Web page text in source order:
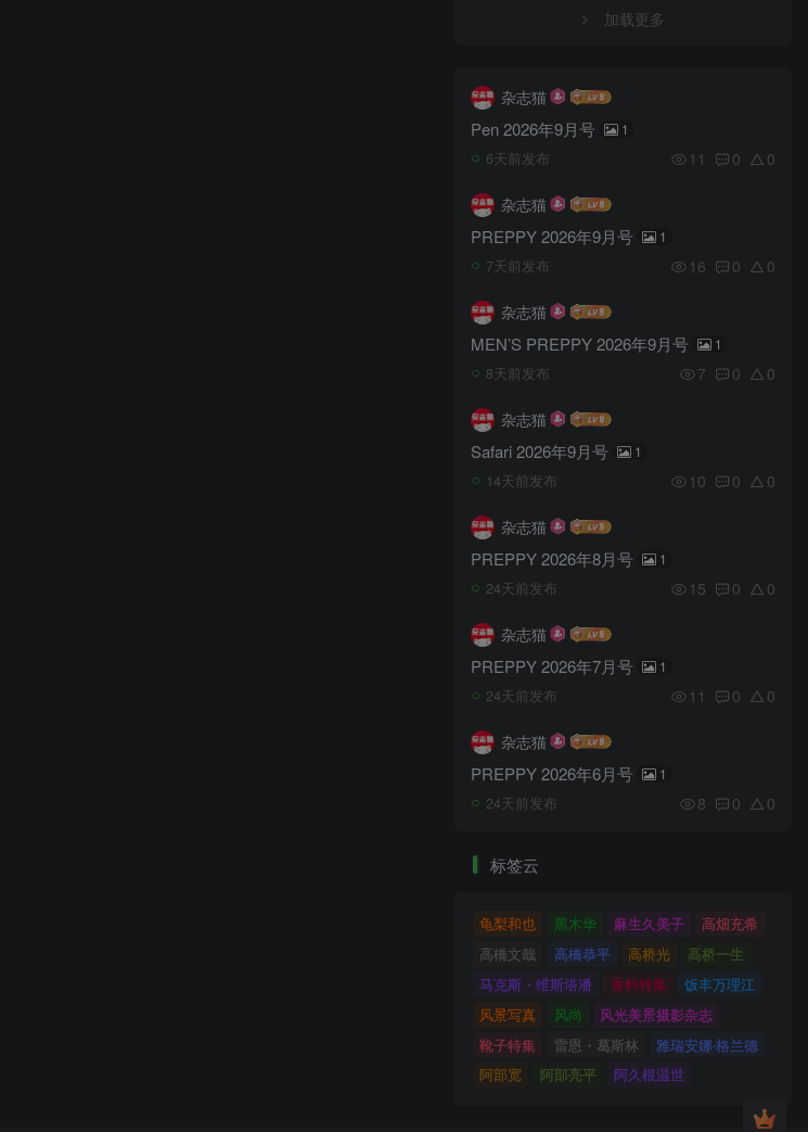
加载更多
杂志猫
Pen 2026年9月号 1
6天前发布 11 0 0
杂志猫
PREPPY 2026年9月号 1
7天前发布 16 0 0
杂志猫
MEN’S PREPPY 2026年9月号 1
8天前发布 7 0 0
杂志猫
Safari 2026年9月号 1
14天前发布 10 0 0
杂志猫
PREPPY 2026年8月号 1
24天前发布 15 0 0
杂志猫
PREPPY 2026年7月号 1
24天前发布 11 0 0
杂志猫
PREPPY 2026年6月号 1
24天前发布 8 0 0
标签云
龟梨和也 黑木华 麻生久美子
高畑充希
高橋文哉
高橋恭平 高桥光
高桥一生
马克斯・维斯塔潘
香料特集
饭丰万理江
风景写真
风尚
风光美景摄影杂志
靴子特集
雷恩・葛斯林
雅瑞安娜‧格兰德
阿部宽
阿部亮平 阿久根温世